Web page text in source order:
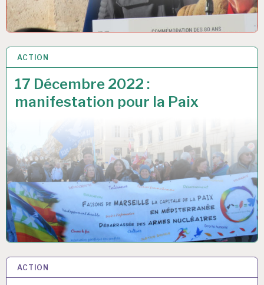
ACTION
17 Décembre 2022 :
manifestation pour la Paix
17 DÉC 2022
ACTION
5 DÉC 2022